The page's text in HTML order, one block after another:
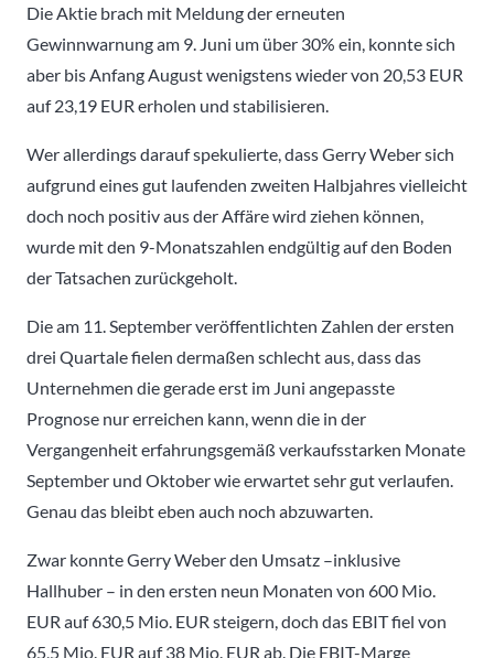
Die Aktie brach mit Meldung der erneuten
Gewinnwarnung am 9. Juni um über 30% ein, konnte sich
aber bis Anfang August wenigstens wieder von 20,53 EUR
auf 23,19 EUR erholen und stabilisieren.
Wer allerdings darauf spekulierte, dass Gerry Weber sich
aufgrund eines gut laufenden zweiten Halbjahres vielleicht
doch noch positiv aus der Affäre wird ziehen können,
wurde mit den 9-Monatszahlen endgültig auf den Boden
der Tatsachen zurückgeholt.
Die am 11. September veröffentlichten Zahlen der ersten
drei Quartale fielen dermaßen schlecht aus, dass das
Unternehmen die gerade erst im Juni angepasste
Prognose nur erreichen kann, wenn die in der
Vergangenheit erfahrungsgemäß verkaufsstarken Monate
September und Oktober wie erwartet sehr gut verlaufen.
Genau das bleibt eben auch noch abzuwarten.
Zwar konnte Gerry Weber den Umsatz –inklusive
Hallhuber – in den ersten neun Monaten von 600 Mio.
EUR auf 630,5 Mio. EUR steigern, doch das EBIT fiel von
65,5 Mio. EUR auf 38 Mio. EUR ab. Die EBIT-Marge